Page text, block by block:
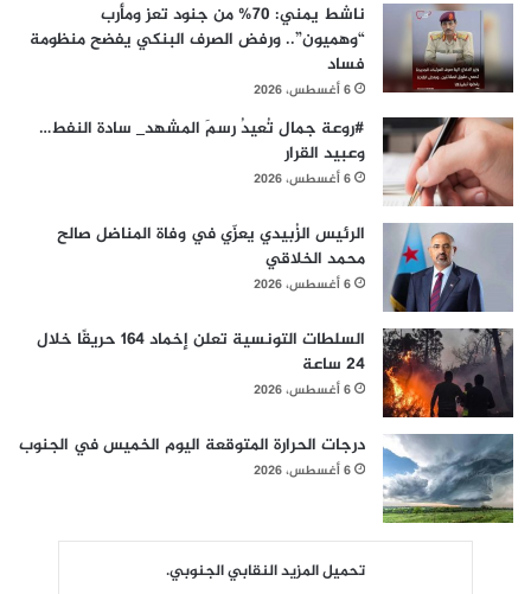
ناشط يمني: 70% من جنود تعز ومأرب
“وهميون”.. ورفض الصرف البنكي يفضح منظومة
فساد
6 أغسطس، 2026
#روعة جمال تُعيدُ رسمَ المشهد_ سادة النفط…
وعبيد القرار
6 أغسطس، 2026
الرئيس الزُبيدي يعزّي في وفاة المناضل صالح
محمد الخلاقي
6 أغسطس، 2026
السلطات التونسية تعلن إخماد 164 حريقًا خلال
24 ساعة
6 أغسطس، 2026
درجات الحرارة المتوقعة اليوم الخميس في الجنوب
6 أغسطس، 2026
تحميل المزيد النقابي الجنوبي.